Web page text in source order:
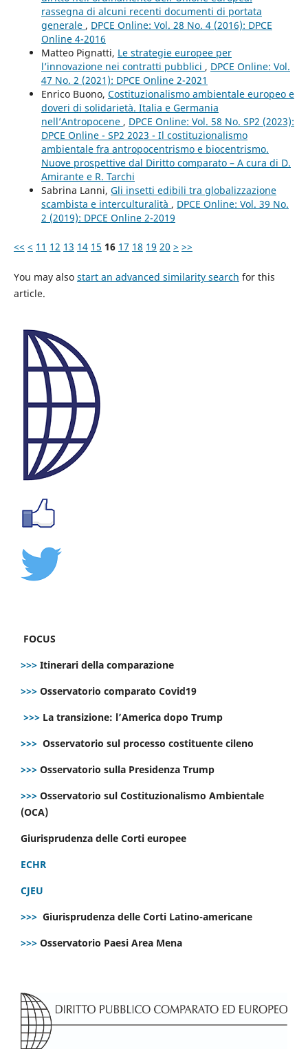
rassegna di alcuni recenti documenti di portata
generale , DPCE Online: Vol. 28 No. 4 (2016): DPCE
Online 4-2016
Matteo Pignatti, Le strategie europee per
l’innovazione nei contratti pubblici , DPCE Online: Vol.
47 No. 2 (2021): DPCE Online 2-2021
Enrico Buono, Costituzionalismo ambientale europeo e
doveri di solidarietà. Italia e Germania
nell’Antropocene , DPCE Online: Vol. 58 No. SP2 (2023):
DPCE Online - SP2 2023 - Il costituzionalismo
ambientale fra antropocentrismo e biocentrismo.
Nuove prospettive dal Diritto comparato – A cura di D.
Amirante e R. Tarchi
Sabrina Lanni, Gli insetti edibili tra globalizzazione
scambista e interculturalità , DPCE Online: Vol. 39 No.
2 (2019): DPCE Online 2-2019
<< < 11 12 13 14 15 16 17 18 19 20 > >>
You may also start an advanced similarity search for this
article.
FOCUS
>>> Itinerari della comparazione
>>> Osservatorio comparato Covid19
>>> La transizione: l’America dopo Trump
>>> Osservatorio sul processo costituente cileno
>>> Osservatorio sulla Presidenza Trump
>>> Osservatorio sul Costituzionalismo Ambientale
(OCA)
Giurisprudenza delle Corti europee
ECHR
CJEU
>>> Giurisprudenza delle Corti Latino-americane
>>> Osservatorio Paesi Area Mena